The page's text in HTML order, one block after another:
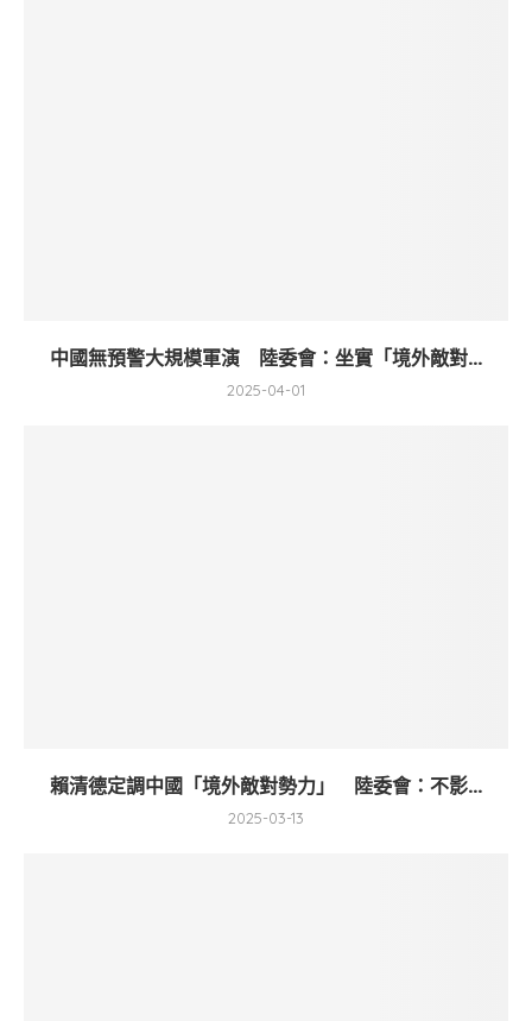
中國無預警大規模軍演 陸委會：坐實「境外敵對...
2025-04-01
賴清德定調中國「境外敵對勢力」 陸委會：不影...
2025-03-13